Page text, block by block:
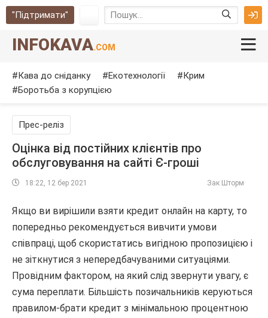
"Підтримати"
INFOKAVA.COM
Кава до сніданку Екотехнології
Крим
Боротьба з корупцією
Прес-реліз
Оцінка від постійних клієнтів про
обслуговування на сайті Є-гроші
18:22, 12 бер 2021 Зак Шторм
Якщо ви вирішили взяти кредит онлайн на карту, то
попередньо рекомендується вивчити умови
співпраці, щоб скористатись вигідною пропозицією і
не зіткнутися з непередбачуваними ситуаціями.
Провідним фактором, на який слід звернути увагу, є
сума переплати. Більшість позичальників керуються
правилом-брати кредит з мінімальною процентною